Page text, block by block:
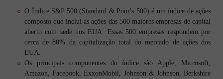
O Índice S&P 500 (Standard & Poor's 500) é um índice de ações
composto que inclui as ações das 500 maiores empresas de capital
aberto com sede nos EUA. Essas 500 empresas respondem por
cerca de 80% da capitalização total do mercado de ações dos
EUA.
Os principais componentes do índice são Apple, Microsoft,
Amazon, Facebook, ExxonMobil, Johnson & Johnson, Berkshire